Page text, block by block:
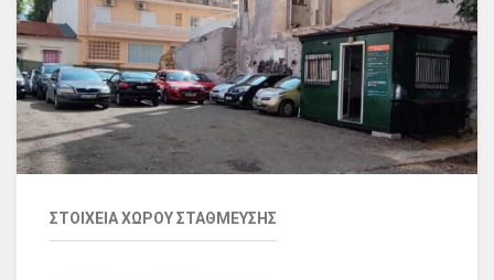
ΣΤΟΙΧΕΙΑ ΧΩΡΟΥ ΣΤΑΘΜΕΥΣΗΣ